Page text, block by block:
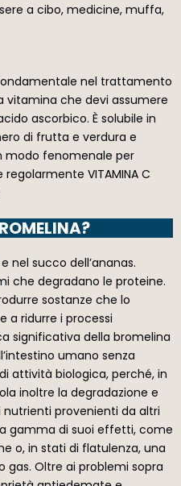
a cibo, medicine, muffa,
nel trattamento
vitamina che devi assumere
ascorbico. È solubile in
di frutta e verdura e
modo fenomenale per
VITAMINA C
nel succo dell’ananas.
che degradano le proteine.
sostanze che lo
a ridurre i processi
significativa della bromelina
umano senza
attività biologica, perché, in
inoltre la degradazione e
provenienti da altri
gamma di suoi effetti, come
o, in stati di flatulenza, una
Oltre ai problemi sopra